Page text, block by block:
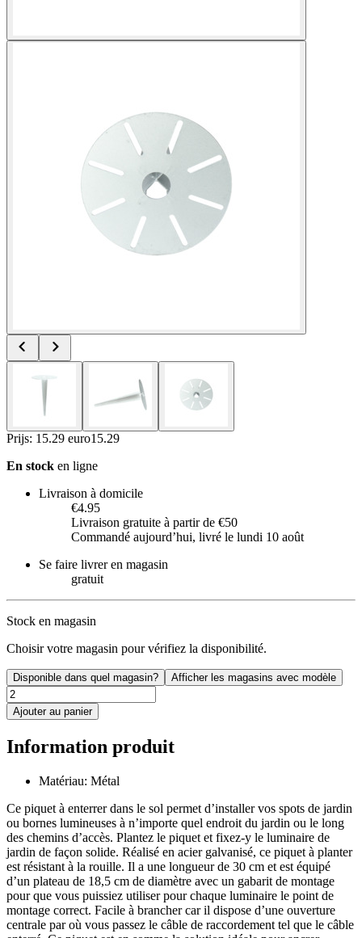
Prijs: 15.29 euro15.29
En stock en ligne
Livraison à domicile
€4.95
Livraison gratuite à partir de €50
Commandé aujourdʼhui, livré le lundi 10 août
Se faire livrer en magasin
gratuit
Stock en magasin
Choisir votre magasin pour vérifiez la disponibilité.
Disponible dans quel magasin? Afficher les magasins avec modèle
Ajouter au panier
Information produit
Matériau: Métal
Ce piquet à enterrer dans le sol permet d’installer vos spots de jardin
ou bornes lumineuses à n’importe quel endroit du jardin ou le long
des chemins d’accès. Plantez le piquet et fixez-y le luminaire de
jardin de façon solide. Réalisé en acier galvanisé, ce piquet à planter
est résistant à la rouille. Il a une longueur de 30 cm et est équipé
d’un plateau de 18,5 cm de diamètre avec un gabarit de montage
pour que vous puissiez utiliser pour chaque luminaire le point de
montage correct. Facile à brancher car il dispose d’une ouverture
centrale par où vous passez le câble de raccordement tel que le câble